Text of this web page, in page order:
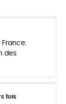
France.
des
fois